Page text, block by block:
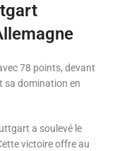
78 points, devant
sa domination en
a soulevé le
victoire offre au